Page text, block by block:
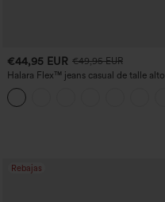
€44,95 EUR €49,95 EUR
Halara Flex™ jeans casual de talle alto
con bolsillos, pierna recta y lavados
Rebajas